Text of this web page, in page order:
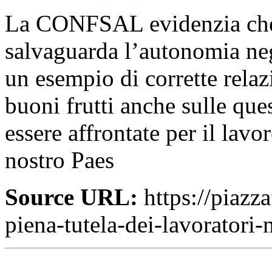
La CONFSAL evidenzia
salvaguarda l’autonomia
un esempio di corrette
buoni frutti anche sulle
essere affrontate per il
nostro Paes
Source URL: https://
piena-tutela-dei-